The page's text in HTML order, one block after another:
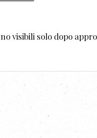
visibili solo dopo